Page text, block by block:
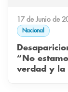
17 de Junio de
Nacional
“No
verdad y la